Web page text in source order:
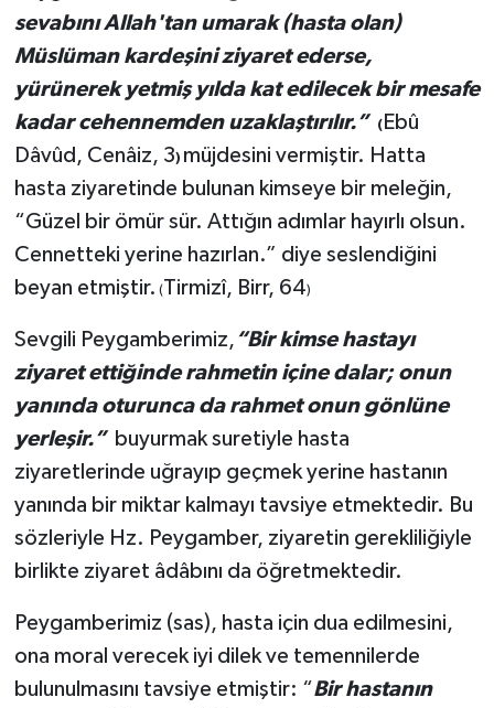
sevabını Allah'tan umarak (hasta olan)
Müslüman kardeşini ziyaret ederse,
yürünerek yetmiş yılda kat edilecek bir mesafe
kadar cehennemden uzaklaştırılır.”
(Ebû
Dâvûd, Cenâiz, 3) müjdesini vermiştir. Hatta
hasta ziyaretinde bulunan kimseye bir meleğin,
“Güzel bir ömür sür. Attığın adımlar hayırlı olsun.
Cennetteki yerine hazırlan.” diye seslendiğini
beyan etmiştir. (Tirmizî, Birr, 64)
Sevgili Peygamberimiz, “Bir kimse hastayı
ziyaret ettiğinde rahmetin içine dalar; onun
yanında oturunca da rahmet onun gönlüne
yerleşir.” buyurmak suretiyle hasta
ziyaretlerinde uğrayıp geçmek yerine hastanın
yanında bir miktar kalmayı tavsiye etmektedir. Bu
sözleriyle Hz. Peygamber, ziyaretin gerekliliğiyle
birlikte ziyaret âdâbını da öğretmektedir.
Peygamberimiz (sas), hasta için dua edilmesini,
ona moral verecek iyi dilek ve temennilerde
bulunulmasını tavsiye etmiştir: “Bir hastanın
Konya Müftülüğü
Kütahya Müftülüğü
Malatya Müftülüğü
Manisa Müftülüğü
Mardin Müftülüğü
Muğla Müftülüğü
Muş Müftülüğü
Nevşehir Müftülüğü
Niğde Müftülüğü
Osmaniye Müftülüğü